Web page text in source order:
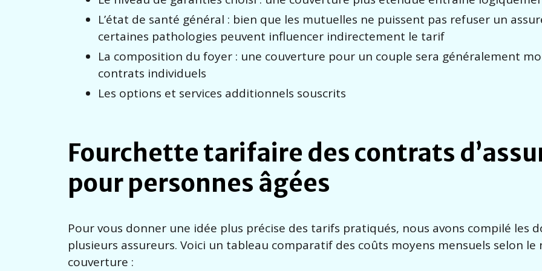
L’état de santé général : bien que les mutuelles ne puissent pas refuser un
certaines pathologies peuvent influencer indirectement le tarif
La composition du foyer : une couverture pour un couple sera généralement
contrats individuels
Les options et services additionnels souscrits
Fourchette tarifaire des contrats
pour personnes âgées
Pour vous donner une idée plus précise des tarifs pratiqués, nous avons compilé les
plusieurs assureurs. Voici un tableau comparatif des coûts moyens mensuels selon le
couverture :